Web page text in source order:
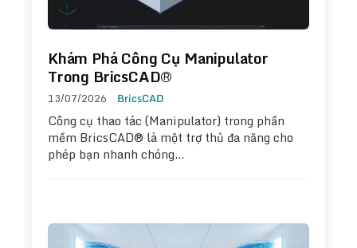
Khám Phá Công Cụ Manipulator
Trong BricsCAD®
13/07/2026 BricsCAD
Công cụ thao tác (Manipulator) trong phần
mềm BricsCAD® là một trợ thủ đa năng cho
phép bạn nhanh chóng…